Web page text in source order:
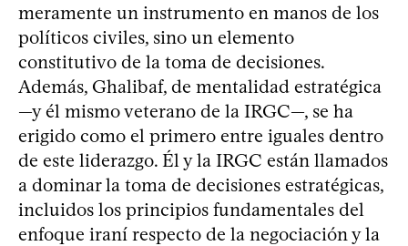
meramente un instrumento en manos de los
políticos civiles, sino un elemento
constitutivo de la toma de decisiones.
Además, Ghalibaf, de mentalidad estratégica
—y él mismo veterano de la IRGC—, se ha
erigido como el primero entre iguales dentro
de este liderazgo. Él y la IRGC están llamados
a dominar la toma de decisiones estratégicas,
incluidos los principios fundamentales del
enfoque iraní respecto de la negociación y la